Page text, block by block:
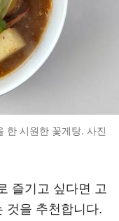
한 시원한 꽃게탕. 사진
즐기고 싶다면 고
것을 추천합니다.